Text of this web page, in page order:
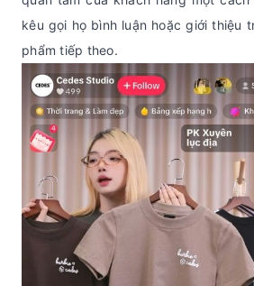
kêu gọi họ bình luận hoặc giới thiệu
phẩm tiếp theo.